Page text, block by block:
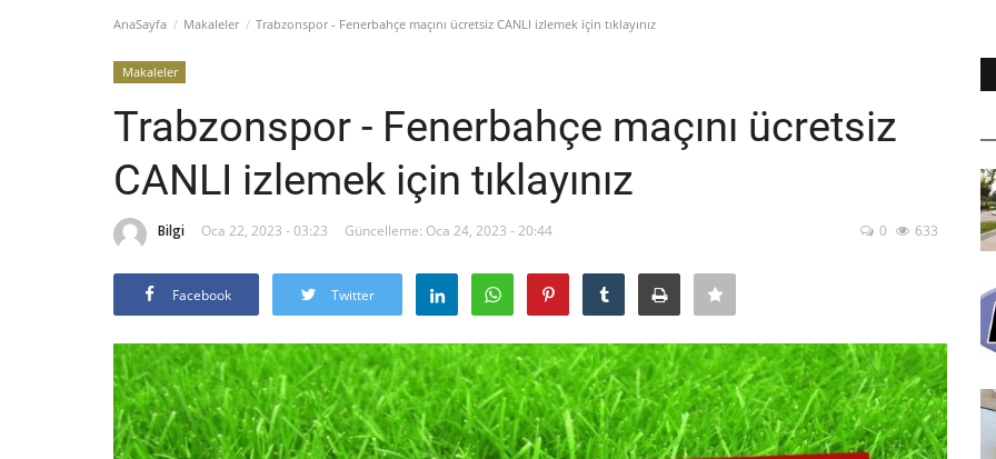
AnaSayfa Makaleler Trabzonspor - Fenerbahçe maçını ücretsiz CANLI izlemek için tıklayınız
Makaleler
Trabzonspor - Fenerbahçe maçını ücretsiz
CANLI izlemek için tıklayınız
Bilgi Oca 22, 2023 - 03:23 Güncelleme: Oca 24, 2023 - 20:44 0 633
Facebook Twitter